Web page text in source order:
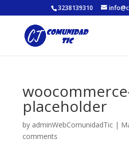
3238139310
placeholder
by adminWebComunidadTic|
comments